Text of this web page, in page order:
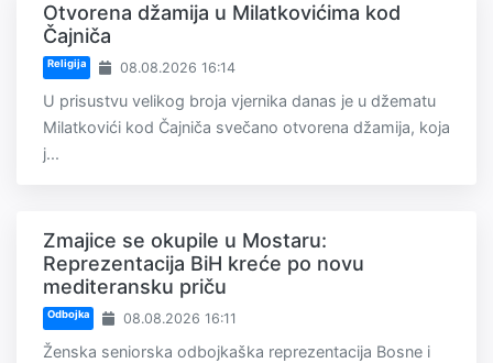
Otvorena džamija u Milatkovićima kod
Čajniča
Religija 08.08.2026 16:14
U prisustvu velikog broja vjernika danas je u džematu
Milatkovići kod Čajniča svečano otvorena džamija, koja
j...
Zmajice se okupile u Mostaru:
Reprezentacija BiH kreće po novu
mediteransku priču
Odbojka 08.08.2026 16:11
Ženska seniorska odbojkaška reprezentacija Bosne i